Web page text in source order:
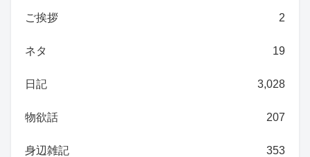
ご挨拶 2
ネタ 19
日記 3,028
物欲話 207
身辺雑記 353